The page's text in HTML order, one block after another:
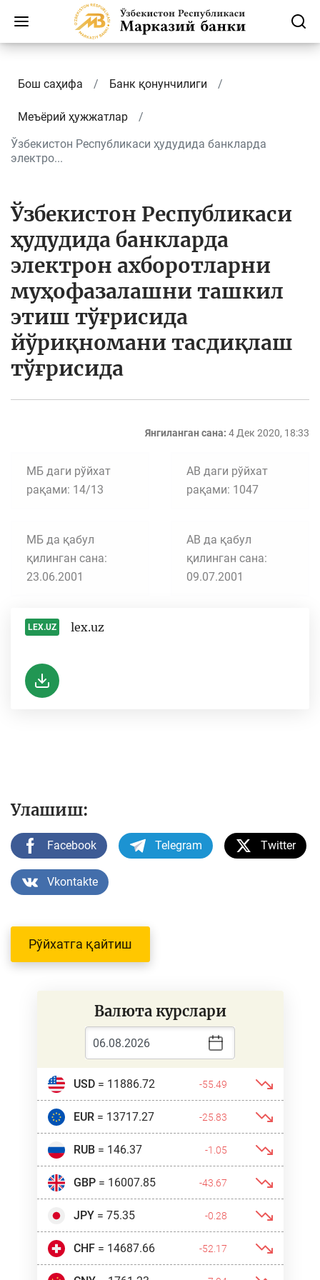
Бош саҳифа Банк қонунчилиги
Меъёрий ҳужжатлар
Ўзбекистон Республикаси ҳудудида банкларда
электро...
Ўзбекистон Республикаси
ҳудудида банкларда
электрон ахборотларни
муҳофазалашни ташкил
этиш тўғрисида
йўриқномани тасдиқлаш
тўғрисида
Янгиланган сана: 4 Дек 2020, 18:33
МБ даги рўйхат
рақами: 14/13
АВ даги рўйхат
рақами: 1047
МБ да қабул
қилинган сана:
23.06.2001
АВ да қабул
қилинган сана:
09.07.2001
LEX.UZ lex.uz
Улашиш:
Facebook Telegram Twitter
Vkontakte
Рўйхатга қайтиш
Валюта курслари
USD= 11886.72 -55.49
EUR= 13717.27 -25.83
RUB= 146.37 -1.05
GBP= 16007.85 -43.67
JPY= 75.35 -0.28
CHF= 14687.66 -52.17